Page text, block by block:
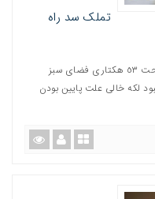
تملک سد راه
مدیر منطقه دو شهرداری قم با اشاره به مساحت ٥٣ هکتاری فضای سبز
لکه خالی علت پایین بودن